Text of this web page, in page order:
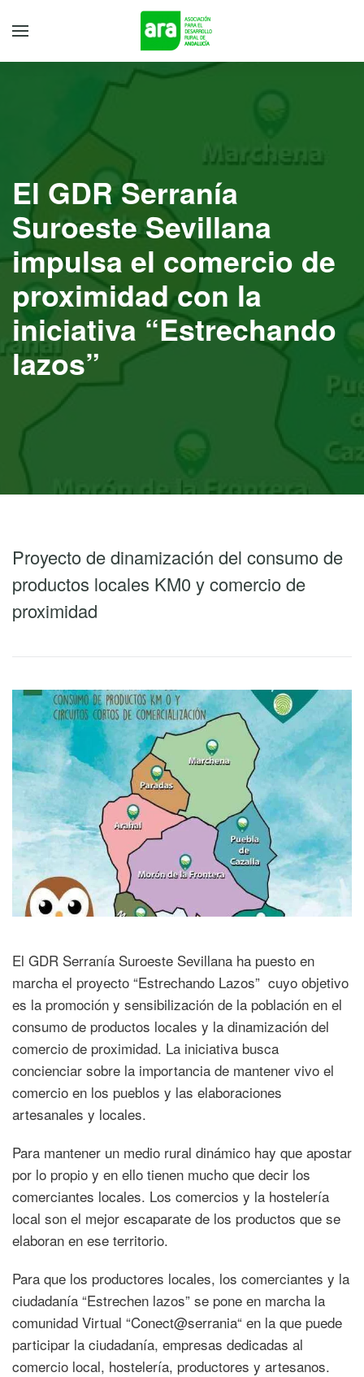
El GDR Serranía
Suroeste Sevillana
impulsa el comercio de
proximidad con la
iniciativa “Estrechando
lazos”
Proyecto de dinamización del consumo de
productos locales KM0 y comercio de
proximidad
El GDR Serranía Suroeste Sevillana ha puesto en
marcha el proyecto “Estrechando Lazos” cuyo objetivo
es la promoción y sensibilización de la población en el
consumo de productos locales y la dinamización del
comercio de proximidad. La iniciativa busca
concienciar sobre la importancia de mantener vivo el
comercio en los pueblos y las elaboraciones
artesanales y locales.
Para mantener un medio rural dinámico hay que apostar
por lo propio y en ello tienen mucho que decir los
comerciantes locales. Los comercios y la hostelería
local son el mejor escaparate de los productos que se
elaboran en ese territorio.
Para que los productores locales, los comerciantes y la
ciudadanía “Estrechen lazos” se pone en marcha la
comunidad Virtual “Conect@serrania“ en la que puede
participar la ciudadanía, empresas dedicadas al
comercio local, hostelería, productores y artesanos.